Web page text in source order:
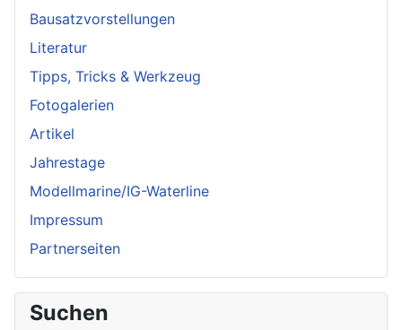
Bausatzvorstellungen
Literatur
Tipps, Tricks & Werkzeug
Fotogalerien
Artikel
Jahrestage
Modellmarine/IG-Waterline
Impressum
Partnerseiten
Suchen